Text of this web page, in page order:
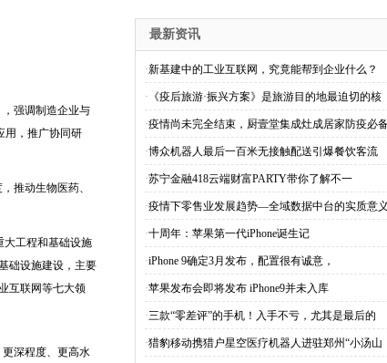
强调制造企业与
用，推广协同研
推动生物医药、
大工程和基础设施
础设施建设，主要
互联网等七大领
深程度、更高水
最新资讯
·新基建中的工业互联网，究竟能帮到企业什么？
· 《疫后旅游·振兴方案》是旅游目的地最迫切的核
·疫情尚未完全结束，厨壹堂集成灶成居家防疫必
·博众机器人最后一百米无接触配送引爆餐饮客流
·苏宁金融418云端财富PARTY带你了解不一
·疫情下零售业发展趋势—全域数据中台的实质意义
·十周年：苹果第一代iPhone诞生记
·iPhone 9确定3月发布，配置很有诚意，
·苹果发布会即将发布 iPhone9并未入库
·三款“零差评”的手机！入手不亏，尤其是最后的
·猎豹移动携猎户星空医疗机器人进驻郑州“小汤山